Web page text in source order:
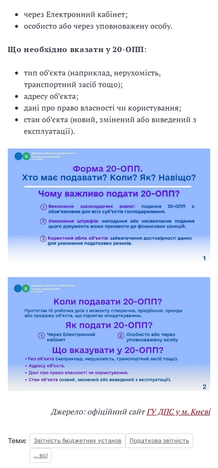
через Електронний кабінет;
особисто або через уповноважену особу.
Що необхідно вказати у 20-ОПП:
тип об’єкта (наприклад, нерухомість,
транспортний засіб тощо);
адресу об’єкта;
дані про право власності чи користування;
стан об’єкта (новий, змінений або виведений з
експлуатації).
Джерело: офіційний сайтГУ ДПС у м. Києві
Теми: Звітність бюджетних установ
Податкова звітність
... всі